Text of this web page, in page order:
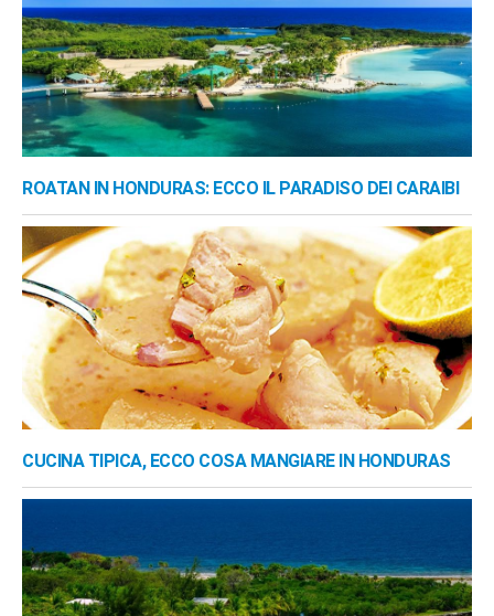
ROATAN IN HONDURAS: ECCO IL PARADISO DEI CARAIBI
CUCINA TIPICA, ECCO COSA MANGIARE IN HONDURAS